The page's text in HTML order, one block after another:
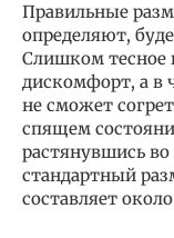
Правильные
определяют,
Слишком тесное
дискомфорт, а в
не сможет
спящем
растянувшись
стандартный
составляет